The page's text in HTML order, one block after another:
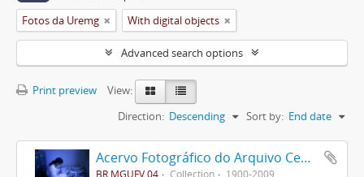
Fotos da Uremg With digital objects
Advanced search options
Print preview
View:
Sort by: End date
Direction: Descending
Acervo Fotográfico do Arquivo Central Histórico da UFV
BR MGUFV 04 Collection 1900-2009